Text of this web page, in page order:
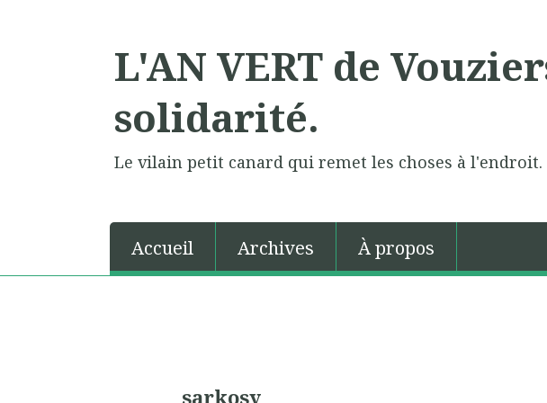
L'AN VERT de
solidarité.
Le vilain petit canard qui remet les choses à l'endroit.
Accueil Archives À propos
sarkosy